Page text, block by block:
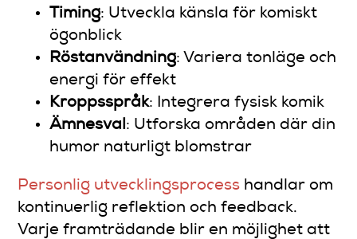
Timing: Utveckla känsla för komiskt
ögonblick
Röstanvändning: Variera tonläge och
energi för effekt
Kroppsspråk: Integrera fysisk komik
Ämnesval : Utforska områden där din
humor naturligt blomstrar
Personlig utvecklingsprocess handlar om
kontinuerlig reflektion och feedback.
Varje framträdande blir en möjlighet att